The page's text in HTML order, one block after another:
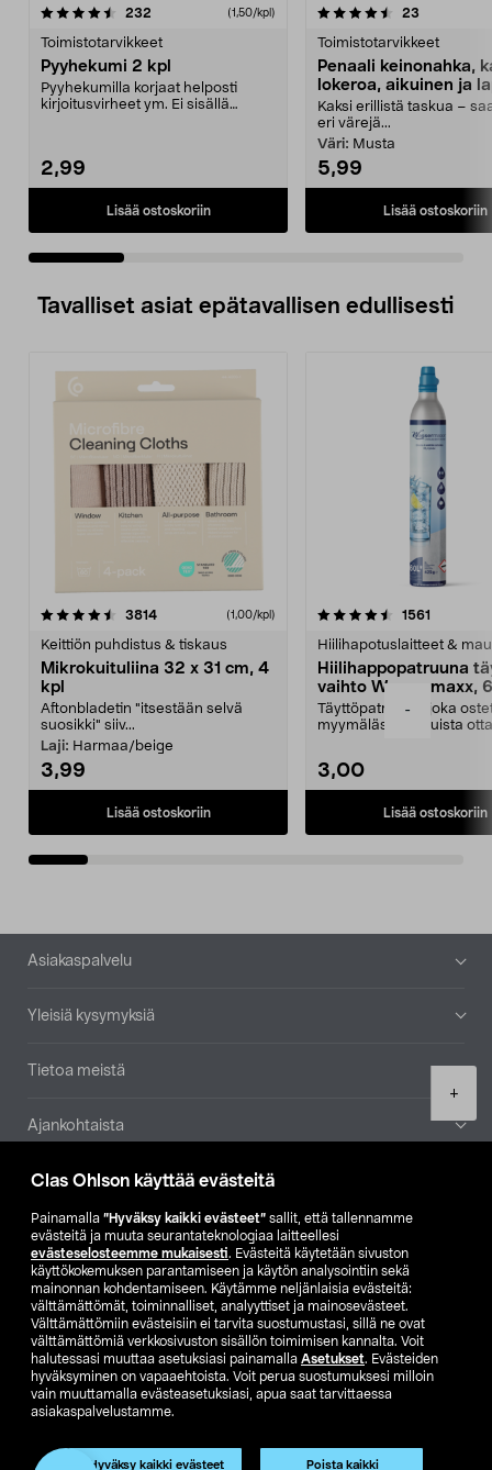
Clas Ohlson käyttää evästeitä
Painamalla ”Hyväksy kaikki evästeet” sallit, että tallennamme
evästeitä ja muuta seurantateknologiaa laitteellesi
evästeselosteemme mukaisesti. Evästeitä käytetään sivuston
käyttökokemuksen parantamiseen ja käytön analysointiin sekä
mainonnan kohdentamiseen. Käytämme neljänlaisia evästeitä:
välttämättömät, toiminnalliset, analyyttiset ja mainosevästeet.
Välttämättömiin evästeisiin ei tarvita suostumustasi, sillä ne ovat
välttämättömiä verkkosivuston sisällön toimimisen kannalta. Voit
halutessasi muuttaa asetuksiasi painamalla Asetukset. Evästeiden
hyväksyminen on vapaaehtoista. Voit perua suostumuksesi milloin
vain muuttamalla evästeasetuksiasi, apua saat tarvittaessa
asiakaspalvelustamme.
Hyväksy kaikki evästeet Poista kaikki
-
+
232 (1,50/kpl)
Toimistotarvikkeet
Pyyhekumi 2 kpl
Pyyhekumilla korjaat helposti
kirjoitusvirheet ym. Ei sisällä
2,99
Lisää ostoskoriin
4.5 viidestä
23
Toimistotarvikkeet
Penaali keinonahka,
lokeroa, aikuinen ja
Kaksi erillistä taskua –
eri värejä...
Väri: Musta
5,99
Lisää ostoskoriin
4.5 viidestä
Tavalliset asiat epätavallisen edullisesti
3814arvostelut (1,00/kpl)
Keittiön puhdistus & tiskaus
Mikrokuituliina 32 x 31 cm, 4
kpl
Aftonbladetin "itsestään selvä
suosikki" siiv...
Laji: Harmaa/beige
3,99
Lisää ostoskoriin
4.5viidestä
1561
Hiilihapotuslaitteet &
Hiilihappopatruuna
vaihto Wassermaxx,
Täyttöpatruuna, joka
myymälästä – muista
3,00
Lisää ostoskoriin
4.5viidestä
Alatunniste
Asiakaspalvelu
Yleisiä kysymyksiä
Tietoa meistä
Ajankohtaista
Muut yrityksemme
Etsi myymälä
SE NO FI
FI SV